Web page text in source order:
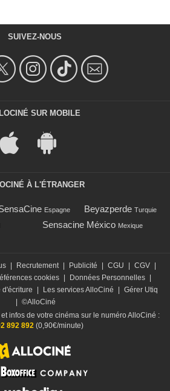
SUIVEZ-NOUS
SUR MOBILE
À L'ÉTRANGER
Espagne Beyazperde Turquie
Sensacine México Mexique
Recrutement Publicité CGU CGV
cookies Données Personnelles
d'écriture Les services AlloCiné
Gérer Utiq
©AlloCiné
infos de votre cinéma sur le numéro AlloCiné :
892 892(0,90€/minute)